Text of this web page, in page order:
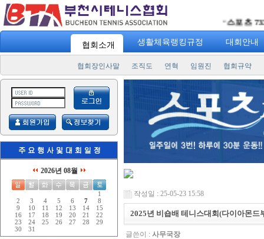
스포츠 7330"
협회소개 생활체육랭킹규정 대회안내
협회장인사말 조직도 연혁 임원진 협회규약
2026년 08월
1
2
3 4 5 6 7
8
9
10 11 12 13 14
15
16
17 18 19 20 21
22
23
24 25 26 27 28
29
30
31
작성일 : 25-05-23 15:58
2025년 비숍배 테니스대회(다이아몬드
글쓴이 : 사무국장